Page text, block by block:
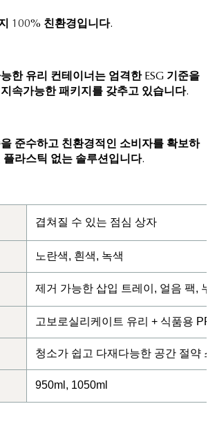
100% 친환경입니다.
한 유리 컨테이너는 엄격한 ESG 기준을
속가능한 패키지를 갖추고 있습니다.
준수하고 친환경적인 소비자를 확보하
플라스틱 없는 솔루션입니다.
겹쳐질 수 있는 점심 상자
노란색, 흰색, 녹색
제거 가능한 삽입 트레이, 얼음 팩, 누
고보로실리케이트 유리 + 식품용 PP
청소가 쉽고 다재다능한 공간 절약
950ml, 1050ml